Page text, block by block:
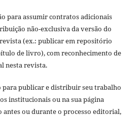
para assumir contratos adicionais
não-exclusiva da versão do
(ex.: publicar em repositório
de livro), com reconhecimento de
nesta revista.
para publicar e distribuir seu trabalho
institucionais ou na sua página
antes ou durante o processo editorial,